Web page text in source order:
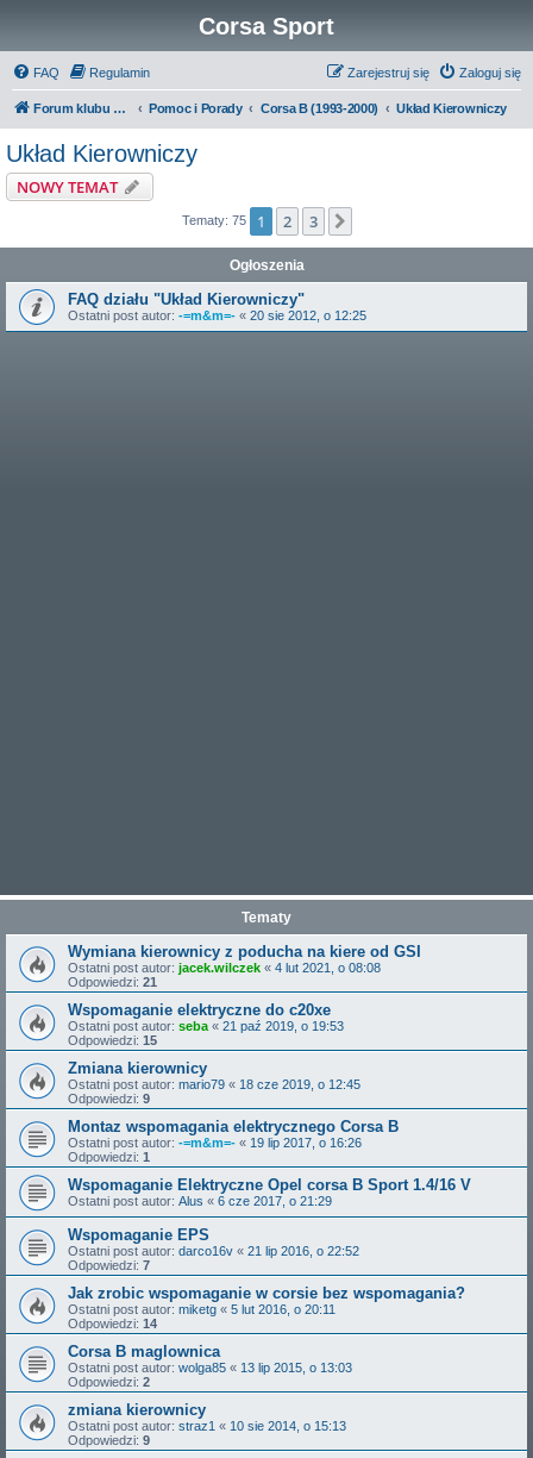
Corsa Sport
FAQ Regulamin Zaloguj się
Zarejestruj się
Forum klubu Corsa Sport Pomoc i Porady Corsa B (1993-2000) Układ Kierowniczy
Układ Kierowniczy
NOWY TEMAT
Tematy: 75 1 2 3
Ogłoszenia
FAQ działu "Układ Kierowniczy"
Ostatni post autor: -=m&m=- « 20 sie 2012, o 12:25
Tematy
Wymiana kierownicy z poducha na kiere od GSI
Ostatni post autor: jacek.wilczek « 4 lut 2021, o 08:08
Odpowiedzi: 21
Wspomaganie elektryczne do c20xe
Ostatni post autor: seba « 21 paź 2019, o 19:53
Odpowiedzi: 15
Zmiana kierownicy
Ostatni post autor: mario79 « 18 cze 2019, o 12:45
Odpowiedzi: 9
Montaz wspomagania elektrycznego Corsa B
Ostatni post autor: -=m&m=- « 19 lip 2017, o 16:26
Odpowiedzi: 1
Wspomaganie Elektryczne Opel corsa B Sport 1.4/16 V
Ostatni post autor: Alus « 6 cze 2017, o 21:29
Wspomaganie EPS
Ostatni post autor: darco16v « 21 lip 2016, o 22:52
Odpowiedzi: 7
Jak zrobic wspomaganie w corsie bez wspomagania?
Ostatni post autor: miketg « 5 lut 2016, o 20:11
Odpowiedzi: 14
Corsa B maglownica
Ostatni post autor: wolga85 « 13 lip 2015, o 13:03
Odpowiedzi: 2
zmiana kierownicy
Ostatni post autor: straz1 « 10 sie 2014, o 15:13
Odpowiedzi: 9